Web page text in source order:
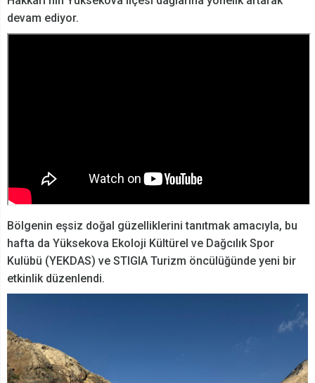
devam ediyor.
Bölgenin eşsiz doğal güzelliklerini tanıtmak amacıyla, bu
hafta da Yüksekova Ekoloji Kültürel ve Dağcılık Spor
Kulübü (YEKDAS) ve STIGIA Turizm öncülüğünde yeni bir
etkinlik düzenlendi.